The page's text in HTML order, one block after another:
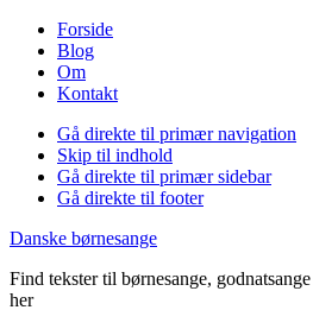
Forside
Blog
Om
Kontakt
Gå direkte til primær navigation
Skip til indhold
Gå direkte til primær sidebar
Gå direkte til footer
Danske børnesange
Find tekster til børnesange,
her